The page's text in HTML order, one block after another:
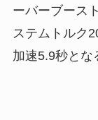
ーバーブース
ステムトルク
加速5.9秒とな